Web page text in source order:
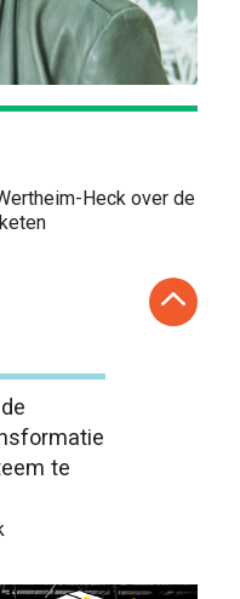
Heck over de
te